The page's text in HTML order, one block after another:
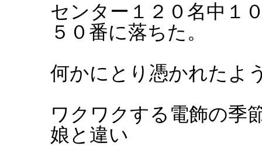
センター１２０名中１
５０番に落ちた。
何かにとり憑かれたよ
ワクワクする電飾の季
娘と違い